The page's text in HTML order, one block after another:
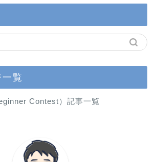
覧
Contest）記事一覧